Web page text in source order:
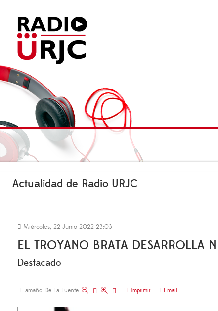
Actualidad de Radio URJC
Miércoles, 22 Junio 2022 23:03
EL TROYANO BRATA DESARROLLA
Destacado
Tamaño De La Fuente Imprimir Email